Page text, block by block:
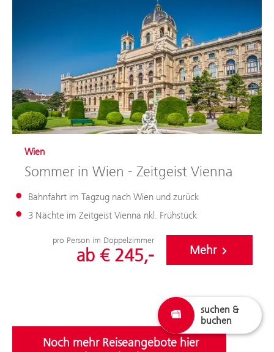
suchen & buchen
suchen &
buchen
Wien
Sommer in Wien - Zeitgeist Vienna
Bahnfahrt im Tagzug nach Wien und zurück
3 Nächte im Zeitgeist Vienna nkl. Frühstück
pro Person im Doppelzimmer
ab € 245,- Mehr
Noch mehr Reiseangebote hier